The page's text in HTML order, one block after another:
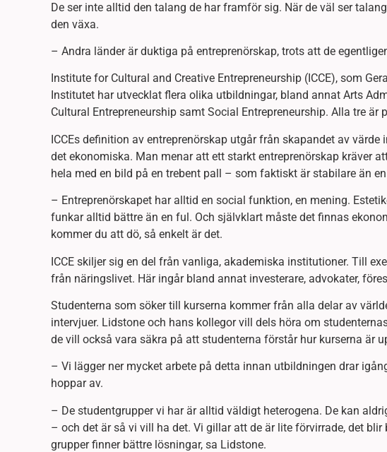
De ser inte alltid den talang de har framför sig. När de väl ser
den växa.
– Andra länder är duktiga på entreprenörskap, trots att de
Institute for Cultural and Creative Entrepreneurship (ICCE), som
Institutet har utvecklat flera olika utbildningar, bland annat Arts
Cultural Entrepreneurship samt Social Entrepreneurship. Alla tre är
ICCEs definition av entreprenörskap utgår från skapandet av
det ekonomiska. Man menar att ett starkt entreprenörskap kräver
hela med en bild på en trebent pall – som faktiskt är stabilare än
– Entreprenörskapet har alltid en social funktion, en mening.
funkar alltid bättre än en ful. Och självklart måste det finnas
kommer du att dö, så enkelt är det.
ICCE skiljer sig en del från vanliga, akademiska institutioner. Till
från näringslivet. Här ingår bland annat investerare, advokater,
Studenterna som söker till kurserna kommer från alla delar av
intervjuer. Lidstone och hans kollegor vill dels höra om
de vill också vara säkra på att studenterna förstår hur kurserna är
– Vi lägger ner mycket arbete på detta innan utbildningen drar
hoppar av.
– De studentgrupper vi har är alltid väldigt heterogena. De kan
– och det är så vi vill ha det. Vi gillar att de är lite förvirrade, det
grupper finner bättre lösningar, sa Lidstone.